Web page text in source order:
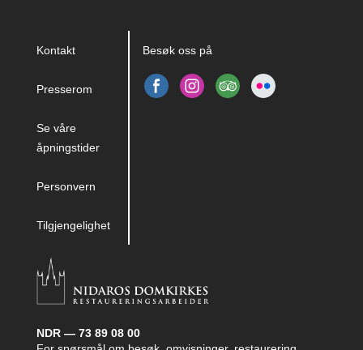
Kontakt
Presserom
Se våre
åpningstider
Personvern
Tilgjengelighet
Besøk oss på
NDR — 73 89 08 00